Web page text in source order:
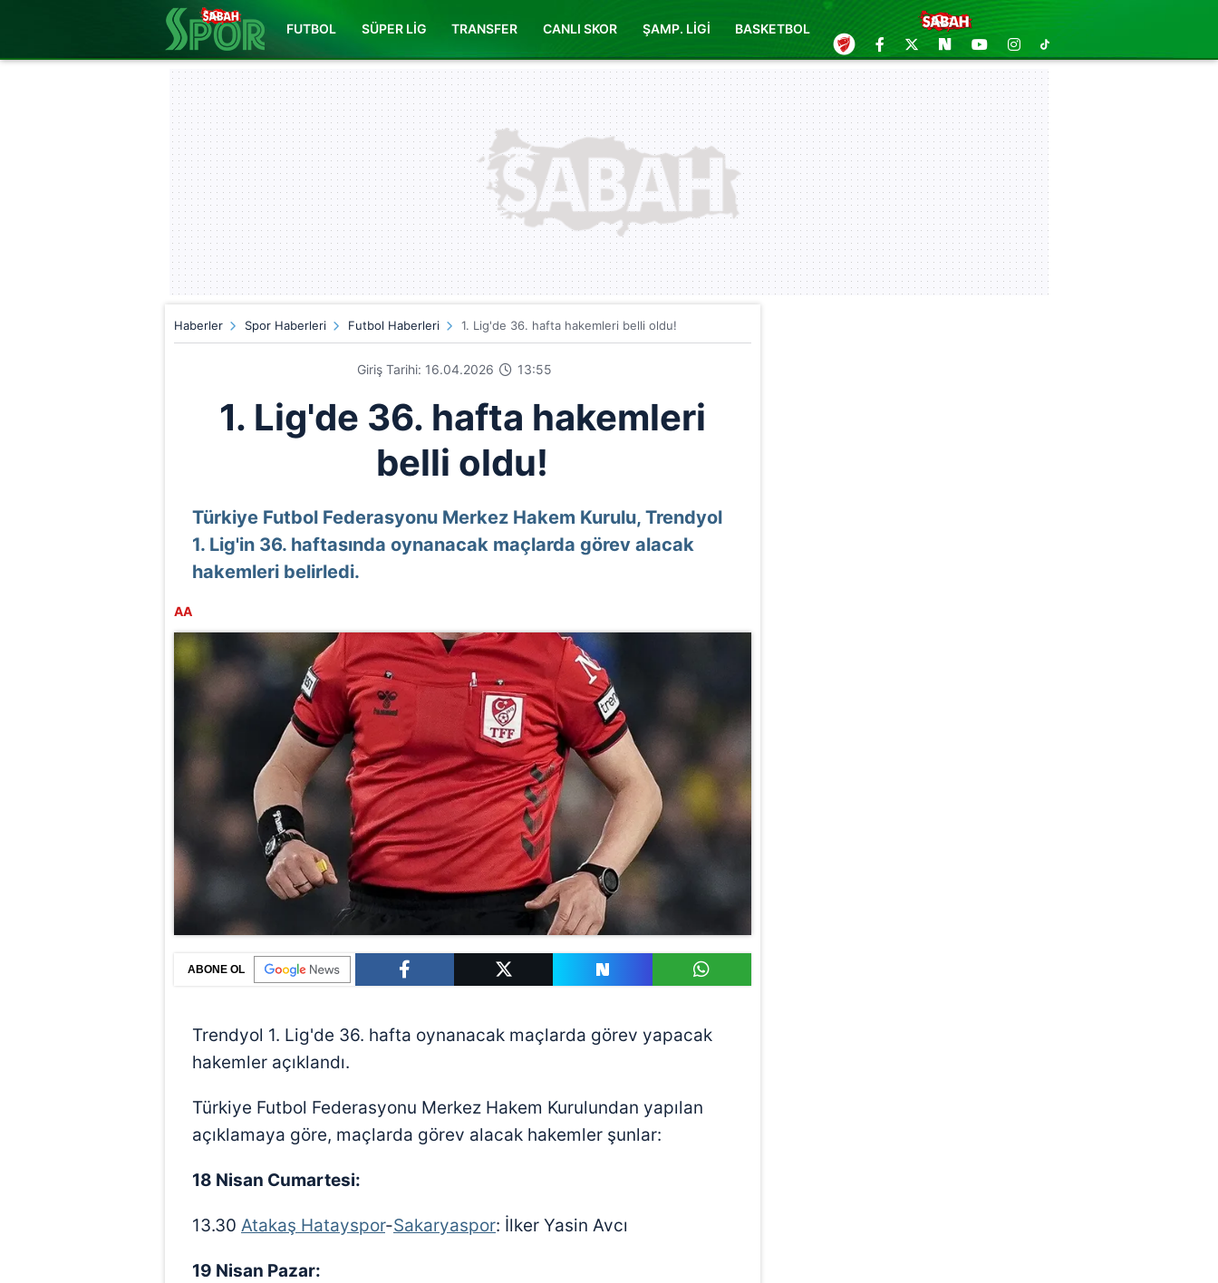
FUTBOL SÜPER LİG TRANSFER CANLI SKOR ŞAMP. LİGİ BASKETBOL
Haberler Spor Haberleri Futbol Haberleri 1. Lig'de 36. hafta hakemleri belli oldu!
Giriş Tarihi: 16.04.2026 13:55
1. Lig'de 36. hafta hakemleri
belli oldu!
Türkiye Futbol Federasyonu Merkez Hakem Kurulu, Trendyol
1. Lig'in 36. haftasında oynanacak maçlarda görev alacak
hakemleri belirledi.
AA
ABONE OL
Trendyol 1. Lig'de 36. hafta oynanacak maçlarda görev yapacak
hakemler açıklandı.
Türkiye Futbol Federasyonu Merkez Hakem Kurulundan yapılan
açıklamaya göre, maçlarda görev alacak hakemler şunlar:
18 Nisan Cumartesi:
13.30 Atakaş Hatayspor-Sakaryaspor: İlker Yasin Avcı
19 Nisan Pazar: